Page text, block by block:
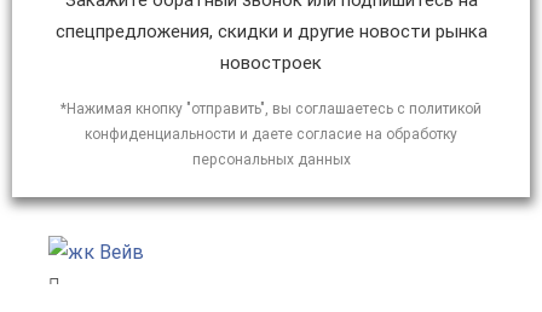
спецпредложения, скидки и другие новости рынка
новостроек
*Нажимая кнопку "отправить", вы соглашаетесь с политикой
конфиденциальности и даете согласие на обработку
персональных данных